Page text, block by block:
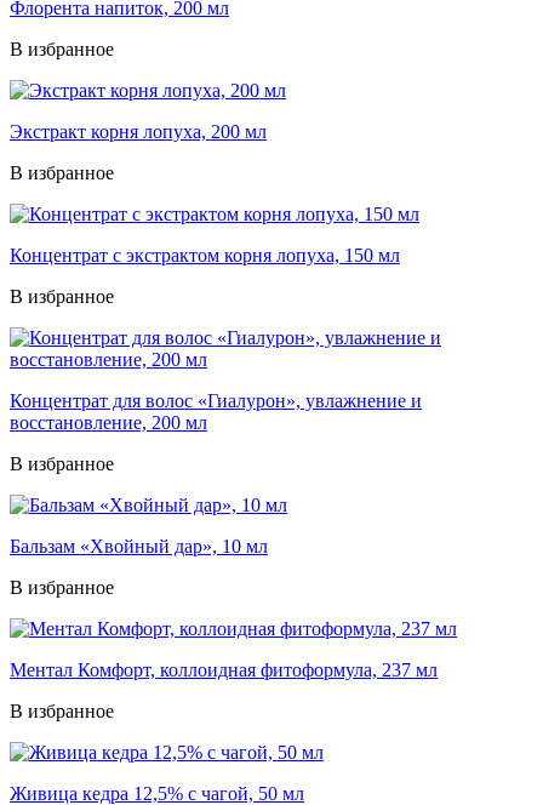
Флорента напиток, 200 мл
В избранное
Экстракт корня лопуха, 200 мл
В избранное
Концентрат с экстрактом корня лопуха, 150 мл
В избранное
Концентрат для волос «Гиалурон», увлажнение и
восстановление, 200 мл
В избранное
Бальзам «Хвойный дар», 10 мл
В избранное
Ментал Комфорт, коллоидная фитоформула, 237 мл
В избранное
Живица кедра 12,5% с чагой, 50 мл